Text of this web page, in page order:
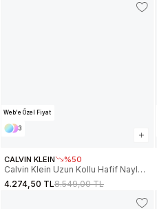
Web'e Özel Fiyat
3
CALVIN KLEIN %50
Calvin Klein Uzun Kollu Hafif Naylon
Kapitone Erkek Ceket
LV04LC506G-CEF
4.274,50 TL8.549,00 TL